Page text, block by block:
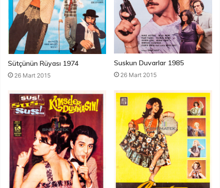
Sütçünün Rüyası 1974
26 Mart 2015
Suskun Duvarlar 1985
26 Mart 2015